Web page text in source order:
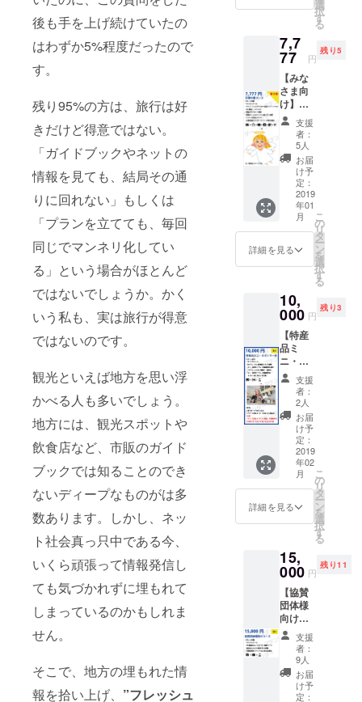
後も手を上げ続けていたの
はわずか5%程度だったので
す。
残り95%の方は、旅行は好
きだけど得意ではない。
「ガイドブックやネットの
情報を見ても、結局その通
りに回れない」もしくは
「プランを立てても、毎回
同じでマンネリ化してい
る」という場合がほとんど
ではないでしょうか。かく
いう私も、実は旅行が得意
ではないのです。
観光といえば地方を思い浮
かべる人も多いでしょう。
地方には、観光スポットや
飲食店など、市販のガイド
ブックでは知ることのでき
ないディープなものがは多
数あります。しかし、ネッ
ト社会真っ只中である今、
いくら頑張って情報発信し
ても気づかれずに埋もれて
しまっているのかもしれま
せん。
そこで、地方の埋もれた情
報を拾い上げ、 ”フレッシュ
FBグ
ループ
100人以
上 ・リ
リース
記念イ
ベント
参加50
人見込
み に対
してプ
チ宣伝
ができ
ます。
（FB投
我々も
コメン
げま
す）
【注意
事項】
・こち
らは協
賛団体
とは別
です。
・限定
FB希望
の際は
個人で
「みな
さま向
支援を
お願い
告知の
みにな
ります
・リ
リース
記念イ
ベント
は飲
食、お
酒提供
可、そ
プ招待
・開発
チーム
のオリ
ジナル
旅プラ
ン進呈
・リ
リース
記念イ
ベント
（開発
秘話 / 開
発者交
流会）
・都内
の沖縄
て、沖
縄を感
じる飲
み会参
加権
（板橋
区中板
橋）
【こん
な方に
おすす
め】 ・
一緒に
リリー
ス時の
トを
祝って
「アテ
ン
ダー」
を共に
盛り上
げてく
れる方
・代
表、宮
城の地
元であ
有！ ・
スメー
ル ・
グッズ
（ロゴ
ステッ
カー、
超クリ
アファ
イル）
・PR動
画のエ
ンド
ロール
に掲載
・「ア
テン
ダー支
プ」FB
グルー
プ招待
・開発
チーム
のオリ
ジナル
旅プラ
ン進呈
・リ
リース
記念イ
ベント
（開発
秘話 / 開
発者交
流会）
を貸し
切っ
て、沖
縄を感
じる飲
み会参
加権
（板橋
区中板
橋）
【こん
選
択
す
る
7,7
77 円
残り5
【みな
さま向
け】天
使の恵
コー
ス （第
２弾）
・サン
クス
メール
・グッ
ズ（ロ
ゴス
テッ
カー、
超クリ
イル）
・PR動
画のエ
ンド
ロール
に掲載
・「ア
テン
ダー支
援者様
限定グ
ルー
プ」FB
グルー
プ招待
・開発
チーム
ン進呈
・リ
リース
記念イ
ベント
（開発
秘話 / 開
発者交
流会）
・代
表、宮
城浩を
支援
者：
5人
お届
け予
定：
2019
年01
月
詳細を見る
こ
の
リ
タ
ー
ン
を
選
択
す
る
10,
000 円
残り3
【特産
品ミ
ニ・ス
ポン
サー
枠】 ・
サンク
スメー
ル ・FB
グルー
プに宣
伝投稿
（1~3種
類） ・
リリー
ス記念
ト商品
設置＆
宣伝
（チラ
シorパ
ネル設
置可、
販売
可） ・
リリー
ス記念
イベン
支援
者：
2人
お届
け予
定：
2019
年02
月
詳細を見る
こ
の
リ
タ
ー
ン
を
選
択
す
る
15,
000 円
残り11
【協賛
団体様
向け】
Special
Thanks
・サン
クス
メール
・PR動
支援
者：
9人
お届
け予
定：